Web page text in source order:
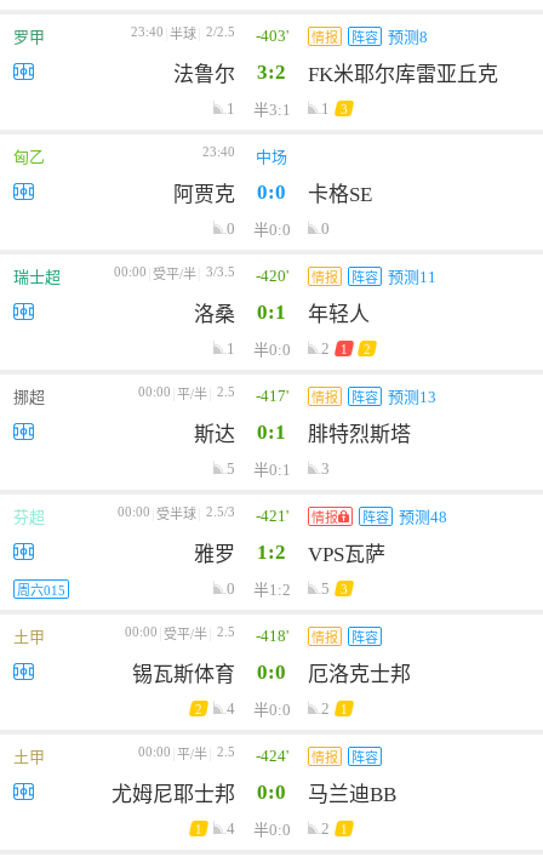
罗甲 23:40 半球 2/2.5 -403' 情报 阵容 预测8
法鲁尔 3:2 FK米耶尔库雷亚丘克
1 半3:1 1 3
匈乙 23:40 中场
阿贾克 0:0 卡格SE
0 半0:0 0
瑞士超 00:00 受平/半 3/3.5 -420' 情报 阵容 预测11
洛桑 0:1 年轻人
1 半0:0 2 1 2
挪超 00:00 平/半 2.5 -417' 情报 阵容 预测13
斯达 0:1 腓特烈斯塔
5 半0:1 3
芬超 00:00 受半球 2.5/3 -421' 情报 阵容 预测48
雅罗 1:2 VPS瓦萨
周六015 0 半1:2 5 3
土甲 00:00 受平/半 2.5 -418' 情报 阵容
锡瓦斯体育 0:0 厄洛克士邦
2 4 半0:0 2 1
土甲 00:00 平/半 2.5 -424' 情报 阵容
尤姆尼耶士邦 0:0 马兰迪BB
1 4 半0:0 2 1